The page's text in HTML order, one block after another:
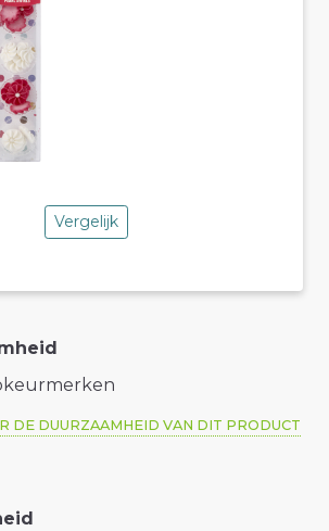
Vergelijk
DE DUURZAAMHEID VAN DIT PRODUCT